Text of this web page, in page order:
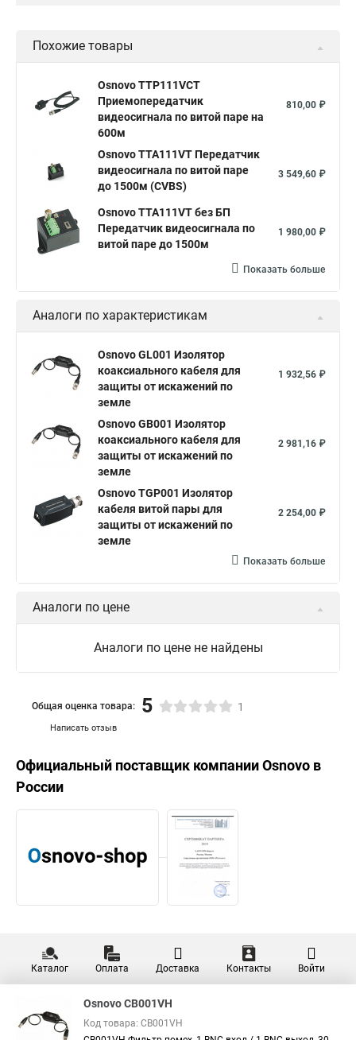
Похожие товары
Osnovo TTP111VCT
Приемопередатчик
видеосигнала по витой паре на
600м
810,00 ₽
Osnovo TTA111VT Передатчик
видеосигнала по витой паре
до 1500м (CVBS)
3 549,60 ₽
Osnovo TTA111VT без БП
Передатчик видеосигнала по
витой паре до 1500м
1 980,00 ₽
Показать больше
Аналоги по характеристикам
Osnovo GL001 Изолятор
коаксиального кабеля для
защиты от искажений по
земле
1 932,56 ₽
Osnovo GB001 Изолятор
коаксиального кабеля для
защиты от искажений по
земле
2 981,16 ₽
Osnovo TGP001 Изолятор
кабеля витой пары для
защиты от искажений по
земле
2 254,00 ₽
Показать больше
Аналоги по цене
Аналоги по цене не найдены
Написать отзыв
Общая оценка товара: 5 1
Официальный поставщик компанииOsnovo в
России
Каталог Оплата Доставка Контакты Войти
Osnovo CB001VH
Код товара: CB001VH